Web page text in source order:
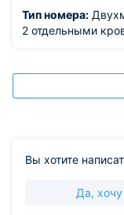
Тип номера:
2 отдельными
Вы хотите
Да, хочу